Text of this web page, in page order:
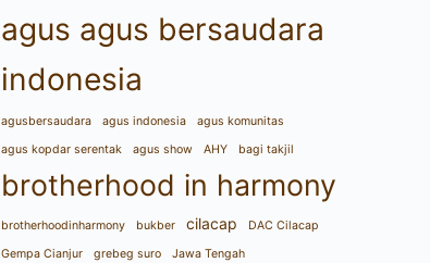
agus agus bersaudara
indonesia
agusbersaudara agus indonesia
agus komunitas
agus kopdar serentak
agus show AHY bagi takjil
brotherhood in harmony
brotherhoodinharmony bukber cilacap
DAC Cilacap
Gempa Cianjur
grebeg suro Jawa Tengah